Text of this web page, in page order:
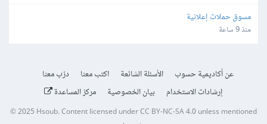
مسوق حملات إعلانية
منذ 9 ساعة
عن أكاديمية حسوب الأسئلة الشائعة اكتب معنا
درّب معنا
إرشادات الاستخدام
بيان الخصوصية مركز المساعدة
© 2025 Hsoub.Content licensed underCC BY-NC-SA 4.0unless mentioned